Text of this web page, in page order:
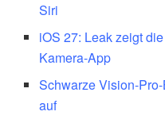
Siri
iOS 27: Leak zeigt
Kamera-App
Schwarze Vision-
auf